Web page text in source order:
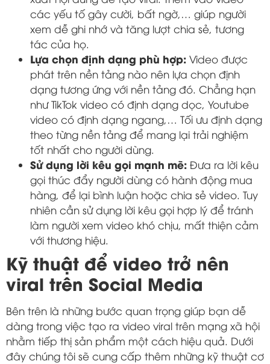
các yếu tố gây cười, bất ngờ,… giúp người
xem dễ ghi nhớ và tăng lượt chia sẻ, tương
tác của họ.
Lựa chọn định dạng phù hợp: Video được
phát trên nền tảng nào nên lựa chọn định
dạng tương ứng với nền tảng đó. Chẳng hạn
như TikTok video có định dạng dọc, Youtube
video có định dạng ngang,… Tối ưu định dạng
theo từng nền tảng để mang lại trải nghiệm
tốt nhất cho người dùng.
Sử dụng lời kêu gọi mạnh mẽ: Đưa ra lời kêu
gọi thúc đẩy người dùng có hành động mua
hàng, để lại bình luận hoặc chia sẻ video. Tuy
nhiên cần sử dụng lời kêu gọi hợp lý để tránh
làm người xem video khó chịu, mất thiện cảm
với thương hiệu.
Kỹ thuật để video trở nên
viral trên Social Media
Bên trên là những bước quan trọng giúp bạn dễ
dàng trong việc tạo ra video viral trên mạng xã hội
nhằm tiếp thị sản phẩm một cách hiệu quả. Dưới
đây chúng tôi sẽ cung cấp thêm những kỹ thuật cơ